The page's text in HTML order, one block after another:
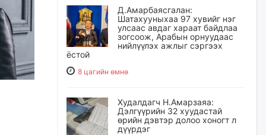
Д.Амарбаясгалан:
Шатахууныхаа 97 хувийг нэг
улсаас авдаг хараат байдлаа
зогсоож, Арабын орнуудаас
нийлүүлэх ажлыг сэргээх
ёстой
8 цагийн өмнө
Худалдагч Н.Амарзаяа:
Дэлгүүрийн 32 хуудастай
өрийн дэвтэр долоо хоногт л
дүүрдэг